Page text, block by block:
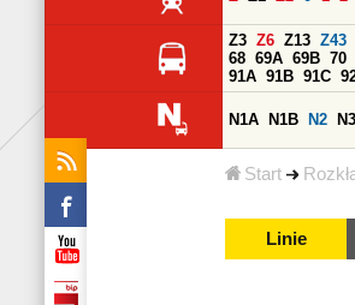
Start
Z3 Z6 Z13 Z43
68 69A 69B 70
91A 91B 91C
N1A N1B N2
Linie